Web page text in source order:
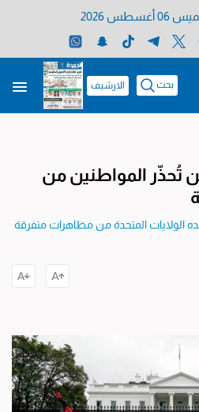
أغسطس 2026
بحث الارشيف
تُحذّر المواطنين من
الولايات المتحدة من مظاهرات متفرقة